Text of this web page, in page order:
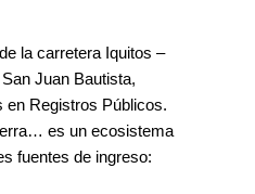
la carretera Iquitos –
Juan Bautista,
en Registros Públicos.
es un ecosistema
fuentes de ingreso: